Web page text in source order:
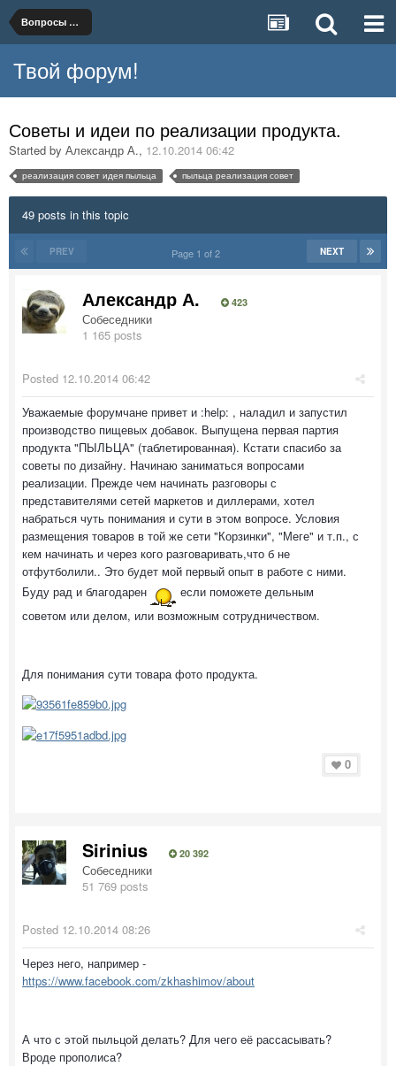
Вопросы организации и ведения бизнеса
Твой форум!
Советы и идеи по реализации продукта.
Started by Александр А., 12.10.2014 06:42
реализация совет идея пыльца пыльца реализация совет
49 posts in this topic
PREV NEXT
Page 1 of 2
Александр А. 423
Собеседники
1 165 posts
Posted 12.10.2014 06:42
Уважаемые форумчане привет и :help: , наладил и запустил
производство пищевых добавок. Выпущена первая партия
продукта "ПЫЛЬЦА" (таблетированная). Кстати спасибо за
советы по дизайну. Начинаю заниматься вопросами
реализации. Прежде чем начинать разговоры с
представителями сетей маркетов и диллерами, хотел
набраться чуть понимания и сути в этом вопросе. Условия
размещения товаров в той же сети "Корзинки", "Меге" и т.п., с
кем начинать и через кого разговаривать,что б не
отфутболили.. Это будет мой первый опыт в работе с ними.
Буду рад и благодарен
если поможете дельным
советом или делом, или возможным сотрудничеством.
Для понимания сути товара фото продукта.
0
Sirinius 20 392
Собеседники
51 769 posts
Posted 12.10.2014 08:26
Через него, например -
https://www.facebook.com/zkhashimov/about
А что с этой пыльцой делать? Для чего её рассасывать?
Вроде прополиса?